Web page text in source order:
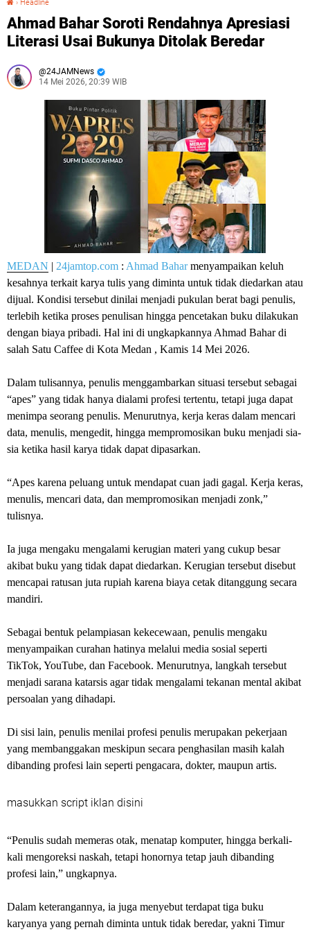
› Headline
Ahmad Bahar Soroti Rendahnya Apresiasi
Literasi Usai Bukunya Ditolak Beredar
24JAMNews
14 Mei 2026, 20:39 WIB
MEDAN | 24jamtop.com : Ahmad Baharmenyampaikan keluh
kesahnya terkait karya tulis yang diminta untuk tidak diedarkan atau
dijual. Kondisi tersebut dinilai menjadi pukulan berat bagi penulis,
terlebih ketika proses penulisan hingga pencetakan buku dilakukan
dengan biaya pribadi. Hal ini di ungkapkannya Ahmad Bahar di
salah Satu Caffee di Kota Medan , Kamis 14 Mei 2026.
Dalam tulisannya, penulis menggambarkan situasi tersebut sebagai
“apes” yang tidak hanya dialami profesi tertentu, tetapi juga dapat
menimpa seorang penulis. Menurutnya, kerja keras dalam mencari
data, menulis, mengedit, hingga mempromosikan buku menjadi sia-
sia ketika hasil karya tidak dapat dipasarkan.
“Apes karena peluang untuk mendapat cuan jadi gagal. Kerja keras,
menulis, mencari data, dan mempromosikan menjadi zonk,”
tulisnya.
Ia juga mengaku mengalami kerugian materi yang cukup besar
akibat buku yang tidak dapat diedarkan. Kerugian tersebut disebut
mencapai ratusan juta rupiah karena biaya cetak ditanggung secara
mandiri.
Sebagai bentuk pelampiasan kekecewaan, penulis mengaku
menyampaikan curahan hatinya melalui media sosial seperti
TikTok, YouTube, dan Facebook. Menurutnya, langkah tersebut
menjadi sarana katarsis agar tidak mengalami tekanan mental akibat
persoalan yang dihadapi.
Di sisi lain, penulis menilai profesi penulis merupakan pekerjaan
yang membanggakan meskipun secara penghasilan masih kalah
dibanding profesi lain seperti pengacara, dokter, maupun artis.
masukkan script iklan disini
“Penulis sudah memeras otak, menatap komputer, hingga berkali-
kali mengoreksi naskah, tetapi honornya tetap jauh dibanding
profesi lain,” ungkapnya.
Dalam keterangannya, ia juga menyebut terdapat tiga buku
karyanya yang pernah diminta untuk tidak beredar, yakni Timur